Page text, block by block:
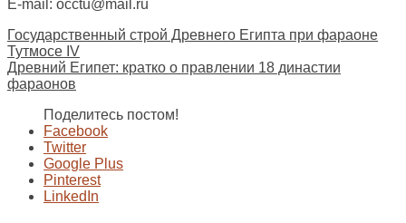
E-mail: occtu@mail.ru
Государственный строй Древнего Египта при фараоне
Тутмосе IV
Древний Египет: кратко о правлении 18 династии
фараонов
Поделитесь постом!
Facebook
Twitter
Google Plus
Pinterest
LinkedIn